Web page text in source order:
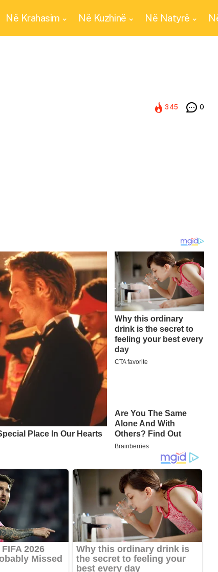
Në Krahasim Në Kuzhinë Në Natyrë
345 0
KËSHILLA & IDE
Rreziqet dhe Problemet që
Vijnë Nga Akulloret e
Vjetëruara
AGROWEB 10 QERSHOR, 2025